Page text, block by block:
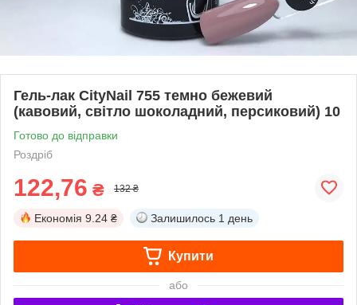
Гель-лак CityNail 755 темно бежевий
(кавовий, світло шоколадний, персиковий) 10
Готово до відправки
Роздріб
122,76 ₴ 132 ₴
Економія 9.24 ₴ Залишилось 1 день
Купити
або